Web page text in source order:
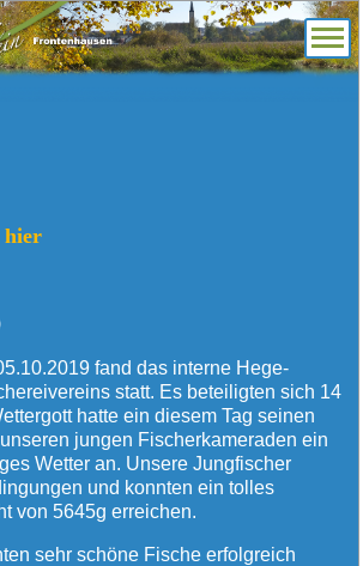
hier
fand das interne Hege-
statt. Es beteiligten sich 14
hatte ein diesem Tag seinen
jungen Fischerkameraden ein
Wetter an. Unsere Jungfischer
und konnten ein tolles
von 5645g erreichen.
sehr schöne Fische erfolgreich